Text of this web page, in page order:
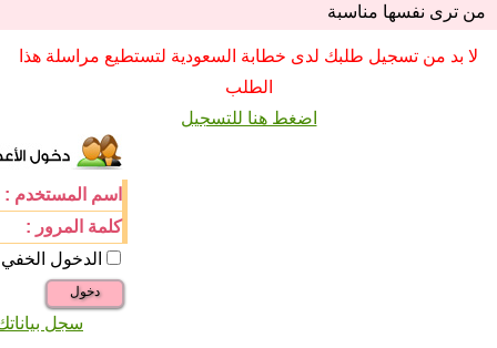
من ترى نفسها مناسبة
لا بد من تسجيل طلبك لدى خطابة السعودية لتستطيع مراسلة هذا
الطلب
اضغط هنا للتسجيل
اسم المستخدم :
كلمة المرور :
الدخول الخفي
دخول
سجل